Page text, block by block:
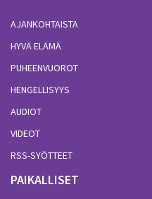
AJANKOHTAISTA
HYVÄ ELÄMÄ
PUHEENVUOROT
HENGELLISYYS
AUDIOT
VIDEOT
RSS-SYÖTTEET
PAIKALLISET